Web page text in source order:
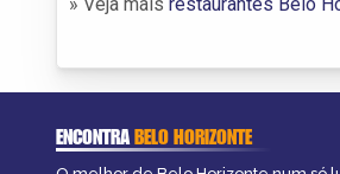
ENCONTRABELO HORIZONTE